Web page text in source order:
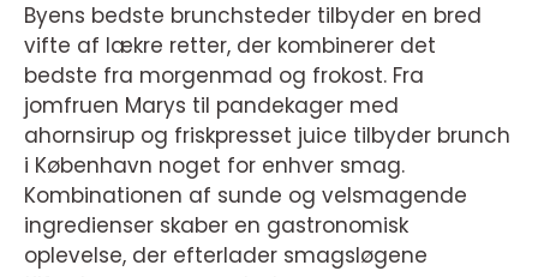
Byens bedste brunchsteder tilbyder en bred
vifte af lækre retter, der kombinerer det
bedste fra morgenmad og frokost. Fra
jomfruen Marys til pandekager med
ahornsirup og friskpresset juice tilbyder brunch
i København noget for enhver smag.
Kombinationen af sunde og velsmagende
ingredienser skaber en gastronomisk
oplevelse, der efterlader smagsløgene